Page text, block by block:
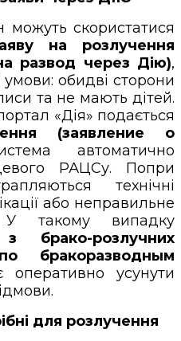
скористатися
на розлучення
развод через Дію),
обидві сторони
та не мають дітей.
«Дія» подається
(заявление о
автоматично
РАЦСу. Попри
технічні
або неправильне
У такому випадку
брако-розлучних
бракоразводным
оперативно усунути
для розлучення